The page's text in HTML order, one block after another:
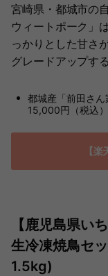
宮崎県・都城市の
ウィートポーク」
っかりとした甘さ
グレードアップす
都城産「前田さ
15,000円（税込）
【
【鹿児島県い
生冷凍焼鳥セ
1.5kg)